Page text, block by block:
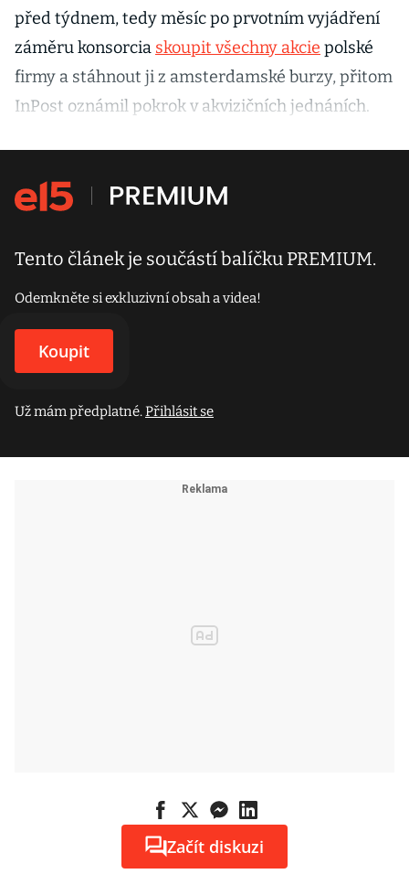
před týdnem, tedy měsíc po prvotním vyjádření
záměru konsorcia skoupit všechny akcie polské
firmy a stáhnout ji z amsterdamské burzy, přitom
InPost oznámil pokrok v akvizičních jednáních.
Tento článek je součástí balíčku PREMIUM.
Odemkněte si exkluzivní obsah a videa!
Koupit
Už mám předplatné.Přihlásit se
Začít diskuzi